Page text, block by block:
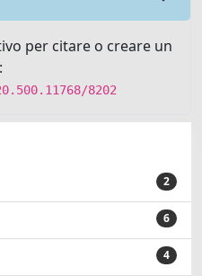
per citare o creare un
8202
2
6
4